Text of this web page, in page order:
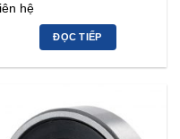
hệ
ĐỌC TIẾP